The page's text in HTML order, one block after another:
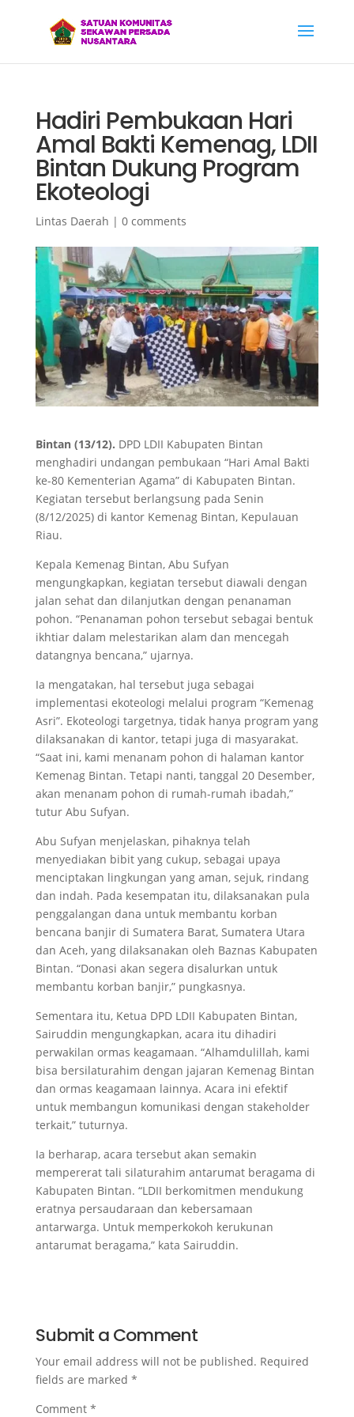
Hadiri Pembukaan Hari
Amal Bakti Kemenag, LDII
Bintan Dukung Program
Ekoteologi
Lintas Daerah | 0 comments
Bintan (13/12). DPD LDII Kabupaten Bintan
menghadiri undangan pembukaan “Hari Amal Bakti
ke-80 Kementerian Agama” di Kabupaten Bintan.
Kegiatan tersebut berlangsung pada Senin
(8/12/2025) di kantor Kemenag Bintan, Kepulauan
Riau.
Kepala Kemenag Bintan, Abu Sufyan
mengungkapkan, kegiatan tersebut diawali dengan
jalan sehat dan dilanjutkan dengan penanaman
pohon. “Penanaman pohon tersebut sebagai bentuk
ikhtiar dalam melestarikan alam dan mencegah
datangnya bencana,” ujarnya.
Ia mengatakan, hal tersebut juga sebagai
implementasi ekoteologi melalui program “Kemenag
Asri”. Ekoteologi targetnya, tidak hanya program yang
dilaksanakan di kantor, tetapi juga di masyarakat.
“Saat ini, kami menanam pohon di halaman kantor
Kemenag Bintan. Tetapi nanti, tanggal 20 Desember,
akan menanam pohon di rumah-rumah ibadah,”
tutur Abu Sufyan.
Abu Sufyan menjelaskan, pihaknya telah
menyediakan bibit yang cukup, sebagai upaya
menciptakan lingkungan yang aman, sejuk, rindang
dan indah. Pada kesempatan itu, dilaksanakan pula
penggalangan dana untuk membantu korban
bencana banjir di Sumatera Barat, Sumatera Utara
dan Aceh, yang dilaksanakan oleh Baznas Kabupaten
Bintan. “Donasi akan segera disalurkan untuk
membantu korban banjir,” pungkasnya.
Sementara itu, Ketua DPD LDII Kabupaten Bintan,
Sairuddin mengungkapkan, acara itu dihadiri
perwakilan ormas keagamaan. “Alhamdulillah, kami
bisa bersilaturahim dengan jajaran Kemenag Bintan
dan ormas keagamaan lainnya. Acara ini efektif
untuk membangun komunikasi dengan stakeholder
terkait,” tuturnya.
Ia berharap, acara tersebut akan semakin
mempererat tali silaturahim antarumat beragama di
Kabupaten Bintan. “LDII berkomitmen mendukung
eratnya persaudaraan dan kebersamaan
antarwarga. Untuk memperkokoh kerukunan
antarumat beragama,” kata Sairuddin.
Submit a Comment
Your email address will not be published. Required
fields are marked *
Comment *